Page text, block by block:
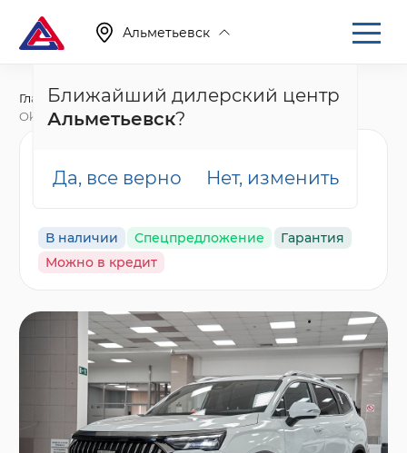
Альметьевск
Ближайший дилерский центр
Альметьевск?
Да, все верно Нет, изменить
Главная Каталог
Новые автомобили
Okavango, I Рестайлинг
Geely Okavango
Флагман, белый
В наличии Спецпредложение
Гарантия
Можно в кредит